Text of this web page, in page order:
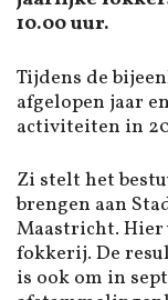
10.00 uur.
Tijdens de
afgelopen jaar
activiteiten in
Zi stelt het
brengen aan
Maastricht. Hier
fokkerij. De
is ook om in